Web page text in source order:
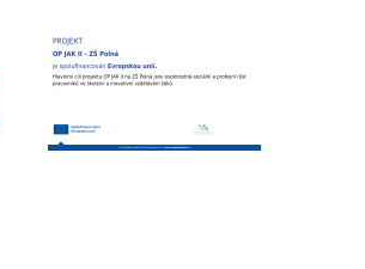
předchozí